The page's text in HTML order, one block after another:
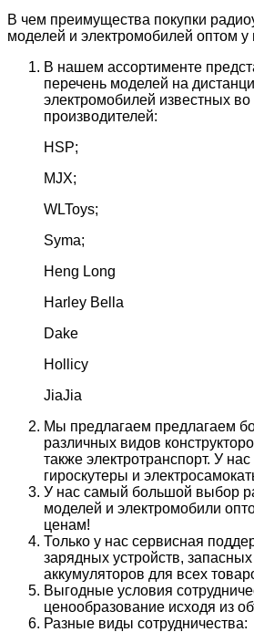
В чем преимущества покупки
моделей и электромобилей оптом у
В нашем ассортименте
перечень моделей на
электромобилей известных
производителей:
HSP;
MJX;
WLToys;
Syma;
Heng Long
Harley Bella
Dake
Hollicy
JiaJia
Мы предлагаем предлагаем
различных видов
также электротранспорт. У
гироскутеры и
У нас самый большой выбор
моделей и электромобили
ценам!
Только у нас сервисная
зарядных устройств, запасных
аккумуляторов для всех
Выгодные условия
ценообразование исходя из
Разные виды сотрудничества: